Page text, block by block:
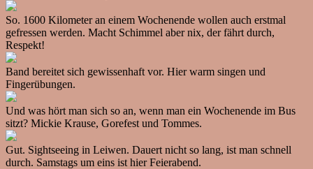
So. 1600 Kilometer an einem Wochenende wollen auch erstmal
gefressen werden. Macht Schimmel aber nix, der fährt durch,
Respekt!
Band bereitet sich gewissenhaft vor. Hier warm singen und
Fingerübungen.
Und was hört man sich so an, wenn man ein Wochenende im Bus
sitzt? Mickie Krause, Gorefest und Tommes.
Gut. Sightseeing in Leiwen. Dauert nicht so lang, ist man schnell
durch. Samstags um eins ist hier Feierabend.